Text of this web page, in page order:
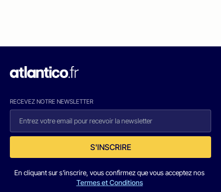
RECEVEZ NOTRE NEWSLETTER
S'INSCRIRE
En cliquant sur s'inscrire, vous confirmez que vous acceptez nos
Termes et Conditions